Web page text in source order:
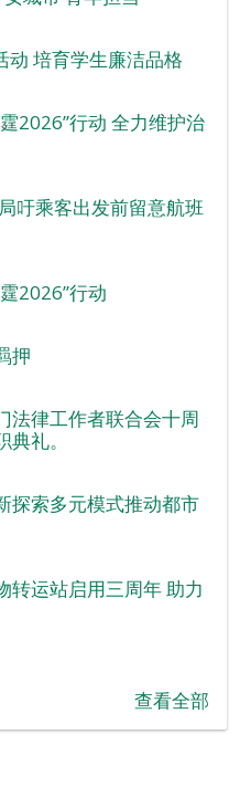
动 培育学生廉洁品格
2026”行动 全力维护治
吁乘客出发前留意航班
2026”行动
押
法律工作者联合会十周
礼。
探索多元模式推动都市
转运站启用三周年 助力
查看全部